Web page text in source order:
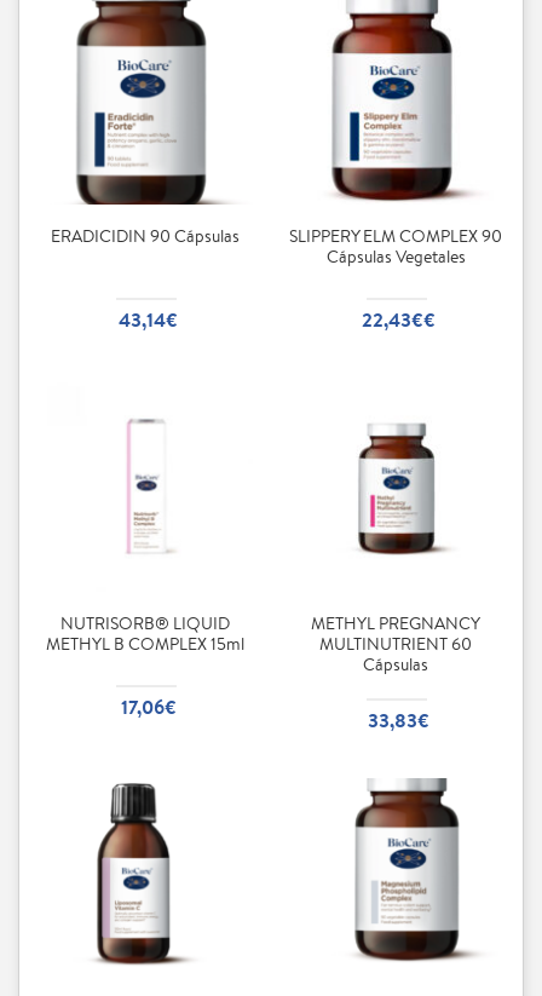
ERADICIDIN 90 Cápsulas
43,14€
SLIPPERY ELM COMPLEX 90
Cápsulas Vegetales
22,43€€
NUTRISORB® LIQUID
METHYL B COMPLEX 15ml
17,06€
METHYL PREGNANCY
MULTINUTRIENT 60
Cápsulas
33,83€